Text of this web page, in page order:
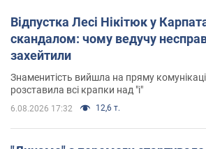
Відпустка Лесі Нікітюк у
скандалом: чому ведучу
захейтили
Знаменитість вийшла на пряму
розставила всі крапки над "і"
6.08.2026 17:32 12,6 т.